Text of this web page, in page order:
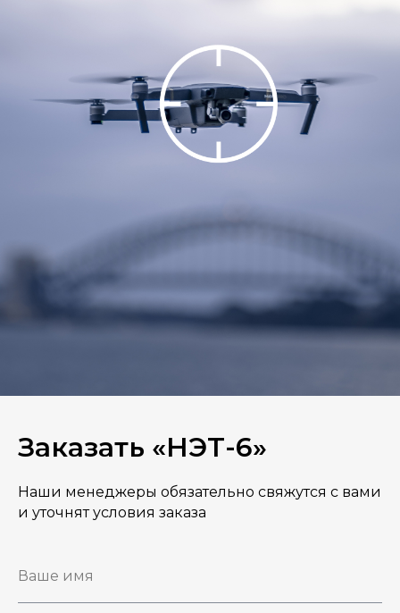
Заказать «НЭТ-6»
Наши менеджеры обязательно свяжутся с вами
и уточнят условия заказа